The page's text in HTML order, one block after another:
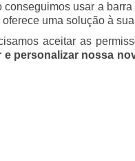
conseguimos usar a
oferece uma solução à
aceitar as
e personalizar nossa